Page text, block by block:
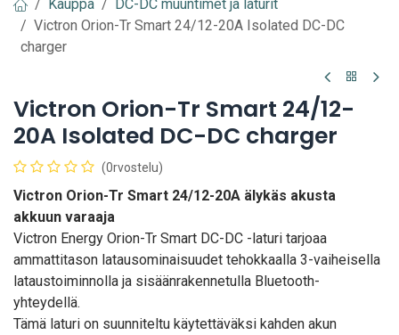
Kauppa
DC-DC muuntimet ja laturit
Victron Orion-Tr Smart 24/12-20A Isolated DC-DC
charger
Victron Orion-Tr Smart 24/12-
20A Isolated DC-DC charger
(0rvostelu)
Victron Orion-Tr Smart 24/12-20A älykäs akusta
akkuun varaaja
Victron Energy Orion-Tr Smart DC-DC -laturi tarjoaa
ammattitason latausominaisuudet tehokkaalla 3-vaiheisella
lataustoiminnolla ja sisäänrakennetulla Bluetooth-
yhteydellä.
Tämä laturi on suunniteltu käytettäväksi kahden akun